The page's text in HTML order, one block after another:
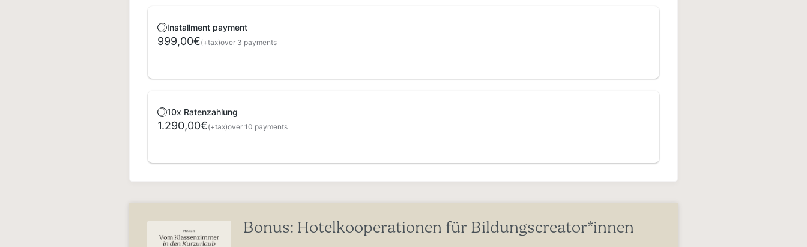
Installment payment
999,00€(+tax)over 3 payments
10x Ratenzahlung
1.290,00€(+tax)over 10 payments
Bonus: Hotelkooperationen für Bildungscreator*innen